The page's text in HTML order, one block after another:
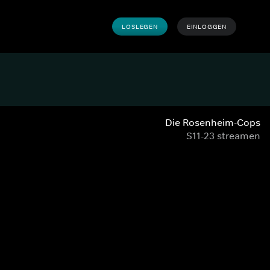
LOSLEGEN EINLOGGEN
Die Rosenheim-Cops
S11-23 streamen